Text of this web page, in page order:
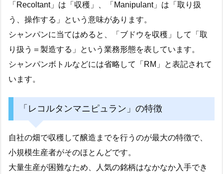
「Recoltant」は「収穫」、「Manipulant」は「取り扱
う、操作する」という意味があります。
シャンパンに当てはめると、「ブドウを収穫」して「取
り扱う＝製造する」という業務形態を表しています。
シャンパンボトルなどには省略して「RM」と表記されて
います。
「レコルタンマニピュラン」の特徴
自社の畑で収穫して醸造までを行うのが最大の特徴で、
小規模生産者がそのほとんどです。
大量生産が困難なため、人気の銘柄はなかなか入手でき